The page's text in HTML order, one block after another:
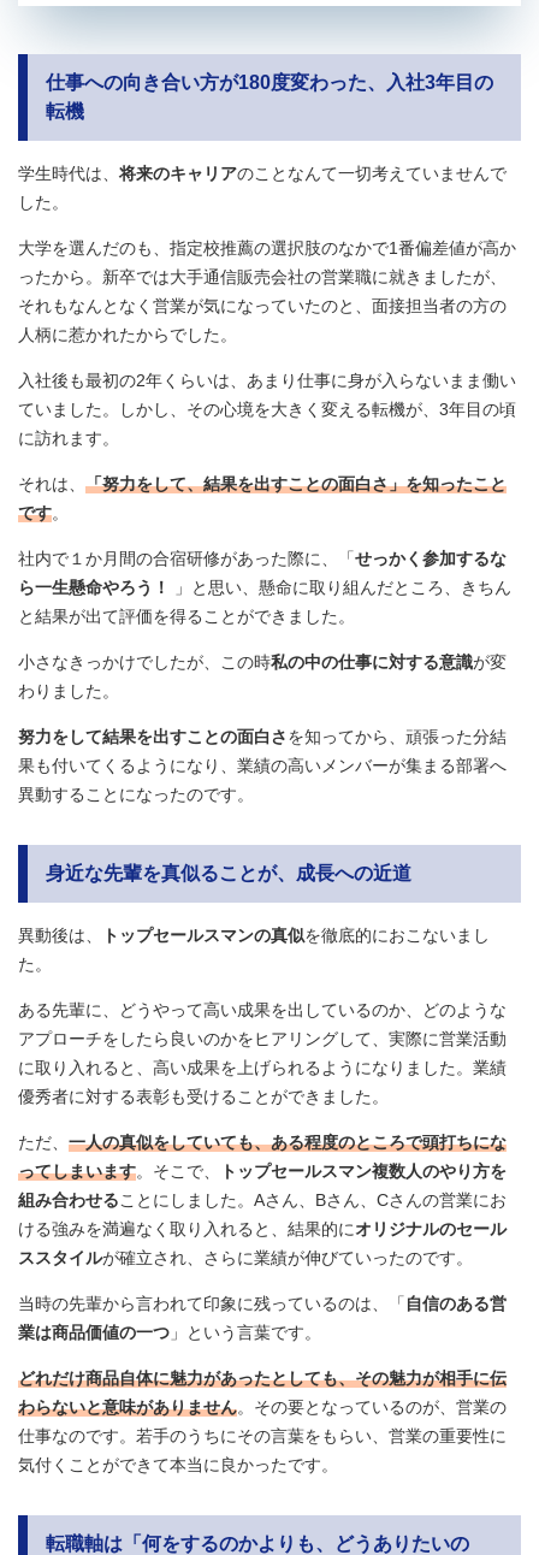
仕事への向き合い方が180度変わった、入社3年目の
転機
学生時代は、 将来のキャリアのことなんて一切考えていませんで
した。
大学を選んだのも、指定校推薦の選択肢のなかで1番偏差値が高か
ったから。新卒では大手通信販売会社の営業職に就きましたが、
それもなんとなく営業が気になっていたのと、面接担当者の方の
人柄に惹かれたからでした。
入社後も最初の2年くらいは、あまり仕事に身が入らないまま働い
ていました。しかし、その心境を大きく変える転機が、3年目の頃
に訪れます。
それは、 「努力をして、結果を出すことの面白さ」を知ったこと
です。
社内で１か月間の合宿研修があった際に、「せっかく参加するな
ら一生懸命やろう！
」と思い、懸命に取り組んだところ、きちん
と結果が出て評価を得ることができました。
小さなきっかけでしたが、この時私の中の仕事に対する意識が変
わりました。
努力をして結果を出すことの面白さを知ってから、頑張った分結
果も付いてくるようになり、業績の高いメンバーが集まる部署へ
異動することになったのです。
身近な先輩を真似ることが、成長への近道
異動後は、 トップセールスマンの真似を徹底的におこないまし
た。
ある先輩に、どうやって高い成果を出しているのか、どのような
アプローチをしたら良いのかをヒアリングして、実際に営業活動
に取り入れると、高い成果を上げられるようになりました。業績
優秀者に対する表彰も受けることができました。
ただ、 一人の真似をしていても、ある程度のところで頭打ちにな
ってしまいます。そこで、
トップセールスマン複数人のやり方を
組み合わせることにしました。Aさん、Bさん、Cさんの営業にお
ける強みを満遍なく取り入れると、結果的にオリジナルのセール
ススタイルが確立され、さらに業績が伸びていったのです。
当時の先輩から言われて印象に残っているのは、「 自信のある営
業は商品価値の一つ 」という言葉です。
どれだけ商品自体に魅力があったとしても、その魅力が相手に伝
わらないと意味がありません。その要となっているのが、営業の
仕事なのです。若手のうちにその言葉をもらい、営業の重要性に
気付くことができて本当に良かったです。
転職軸は「何をするのかよりも、どうありたいの